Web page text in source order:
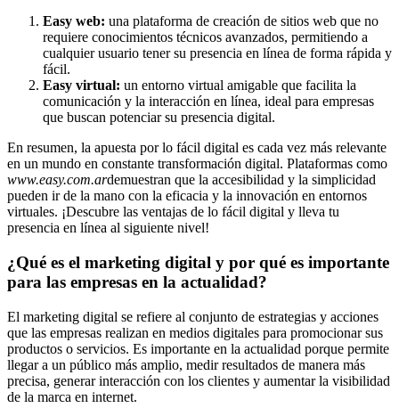
Easy web: una plataforma de creación de sitios web que no
requiere conocimientos técnicos avanzados, permitiendo a
cualquier usuario tener su presencia en línea de forma rápida y
fácil.
Easy virtual: un entorno virtual amigable que facilita la
comunicación y la interacción en línea, ideal para empresas
que buscan potenciar su presencia digital.
En resumen, la apuesta por lo fácil digital es cada vez más relevante
en un mundo en constante transformación digital. Plataformas como
www.easy.com.ardemuestran que la accesibilidad y la simplicidad
pueden ir de la mano con la eficacia y la innovación en entornos
virtuales. ¡Descubre las ventajas de lo fácil digital y lleva tu
presencia en línea al siguiente nivel!
¿Qué es el marketing digital y por qué es importante
para las empresas en la actualidad?
El marketing digital se refiere al conjunto de estrategias y acciones
que las empresas realizan en medios digitales para promocionar sus
productos o servicios. Es importante en la actualidad porque permite
llegar a un público más amplio, medir resultados de manera más
precisa, generar interacción con los clientes y aumentar la visibilidad
de la marca en internet.